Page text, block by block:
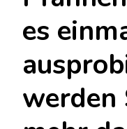
es
werden